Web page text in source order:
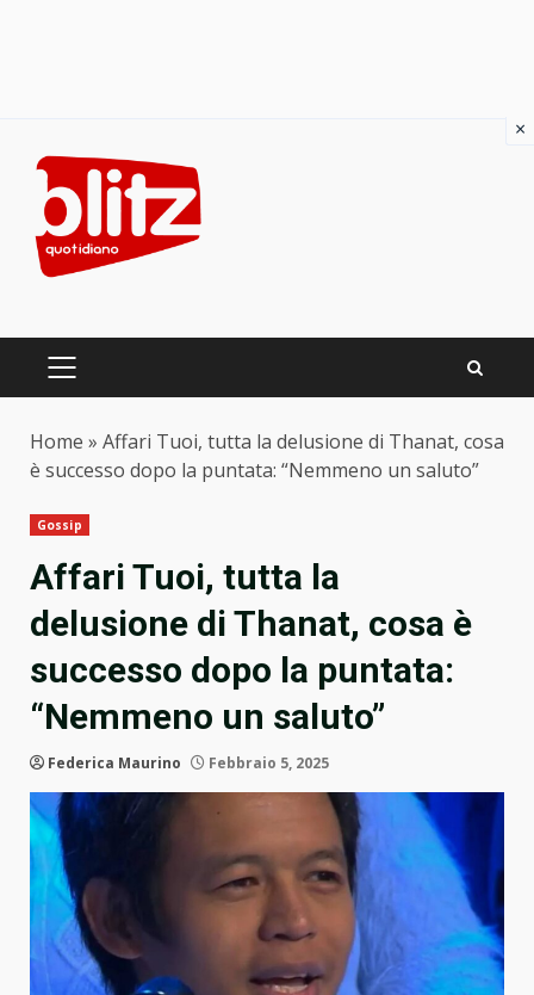
content
PRIMARY
Home » Affari Tuoi, tutta la delusione di Thanat, cosa
è successo dopo la puntata: “Nemmeno un saluto”
Gossip
Affari Tuoi, tutta la
delusione di Thanat, cosa è
successo dopo la puntata:
“Nemmeno un saluto”
Federica Maurino Febbraio 5, 2025
×